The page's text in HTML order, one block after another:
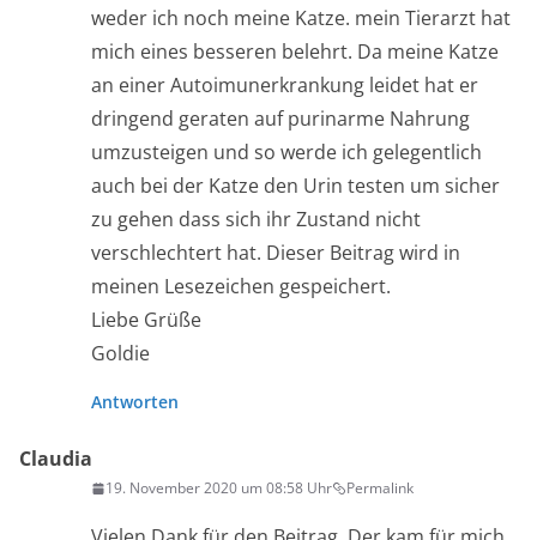
weder ich noch meine Katze. mein Tierarzt hat
mich eines besseren belehrt. Da meine Katze
an einer Autoimunerkrankung leidet hat er
dringend geraten auf purinarme Nahrung
umzusteigen und so werde ich gelegentlich
auch bei der Katze den Urin testen um sicher
zu gehen dass sich ihr Zustand nicht
verschlechtert hat. Dieser Beitrag wird in
meinen Lesezeichen gespeichert.
Liebe Grüße
Goldie
Antworten
Claudia
19. November 2020 um 08:58 Uhr Permalink